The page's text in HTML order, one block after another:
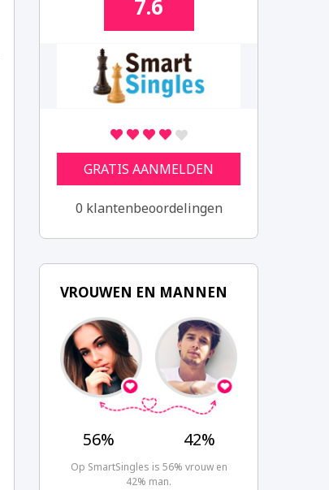
7.6
GRATIS AANMELDEN
0 klantenbeoordelingen
VROUWEN EN MANNEN
56% 42%
Op SmartSingles is 56% vrouw en
42% man.